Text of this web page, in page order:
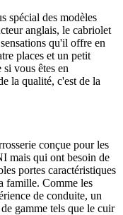
spécial des modèles
anglais, le cabriolet
qu'il offre en
places et un petit
vous êtes en
la qualité, c'est de la
conçue pour les
mais qui ont besoin de
portes caractéristiques
famille. Comme les
de conduite, un
gamme tels que le cuir